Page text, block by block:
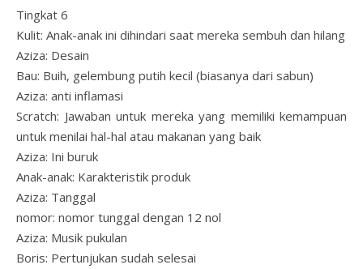
Tingkat 6
Kulit: Anak-anak ini dihindari saat mereka sembuh dan hilang
Aziza: Desain
Bau: Buih, gelembung putih kecil (biasanya dari sabun)
Aziza: anti inflamasi
Scratch: Jawaban untuk mereka yang memiliki kemampuan
untuk menilai hal-hal atau makanan yang baik
Aziza: Ini buruk
Anak-anak: Karakteristik produk
Aziza: Tanggal
nomor: nomor tunggal dengan 12 nol
Aziza: Musik pukulan
Boris: Pertunjukan sudah selesai